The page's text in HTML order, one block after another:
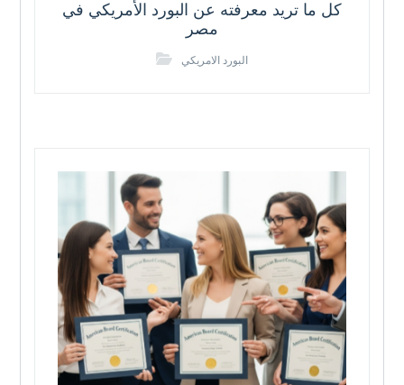
كل ما تريد معرفته عن البورد الأمريكي في
مصر
البورد الامريكي